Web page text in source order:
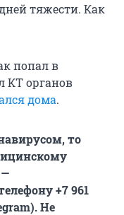
тяжести. Как
попал в
КТ органов
дома.
то
—
+7 961
Не